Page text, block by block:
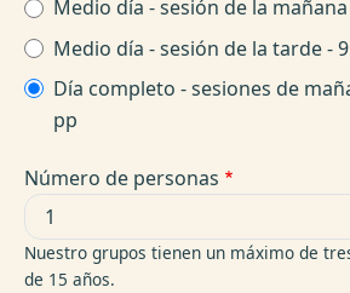
Medio día - sesión de la
Medio día - sesión de la tarde -
Día completo - sesiones de
pp
Número de personas
Nuestro grupos tienen un máximo de
de 15 años.